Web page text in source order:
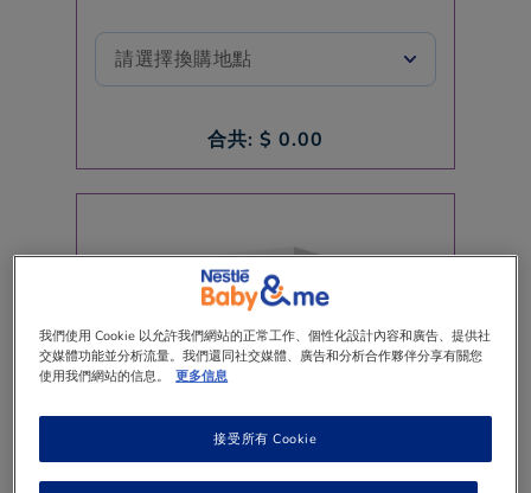
合共: $ 0.00
我們使用 Cookie 以允許我們網站的正常工作、個性化設計內容和廣告、提供社
交媒體功能並分析流量。我們還同社交媒體、廣告和分析合作夥伴分享有關您
使用我們網站的信息。
更多信息
接受所有 Cookie